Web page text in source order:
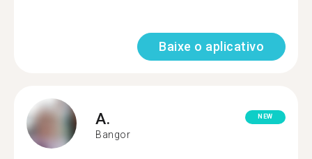
Baixe o aplicativo
A.
Bangor
NEW